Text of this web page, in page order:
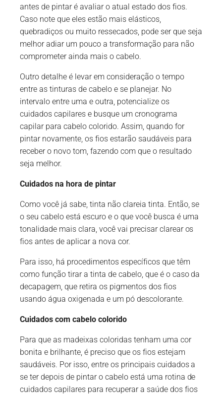
antes de pintar é avaliar o atual estado dos fios.
Caso note que eles estão mais elásticos,
quebradiços ou muito ressecados, pode ser que seja
melhor adiar um pouco a transformação para não
comprometer ainda mais o cabelo.
Outro detalhe é levar em consideração o tempo
entre as tinturas de cabelo e se planejar. No
intervalo entre uma e outra, potencialize os
cuidados capilares e busque um cronograma
capilar para cabelo colorido. Assim, quando for
pintar novamente, os fios estarão saudáveis para
receber o novo tom, fazendo com que o resultado
seja melhor.
Cuidados na hora de pintar
Como você já sabe, tinta não clareia tinta. Então, se
o seu cabelo está escuro e o que você busca é uma
tonalidade mais clara, você vai precisar clarear os
fios antes de aplicar a nova cor.
Para isso, há procedimentos específicos que têm
como função tirar a tinta de cabelo, que é o caso da
decapagem, que retira os pigmentos dos fios
usando água oxigenada e um pó descolorante.
Cuidados com cabelo colorido
Para que as madeixas coloridas tenham uma cor
bonita e brilhante, é preciso que os fios estejam
saudáveis. Por isso, entre os principais cuidados a
se ter depois de pintar o cabelo está uma rotina de
cuidados capilares para recuperar a saúde dos fios